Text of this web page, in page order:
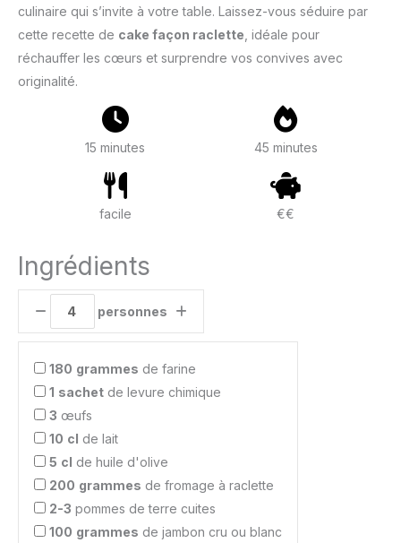
culinaire qui s’invite à votre table. Laissez-vous séduire par
cette recette de cake façon raclette , idéale pour
réchauffer les cœurs et surprendre vos convives avec
originalité.
15 minutes 45 minutes
facile €€
Ingrédients
personnes
180 grammes de farine
1 sachet de levure chimique
3 œufs
10 cl de lait
5 cl de huile d'olive
200 grammes de fromage à raclette
2-3 pommes de terre cuites
100 grammes de jambon cru ou blanc